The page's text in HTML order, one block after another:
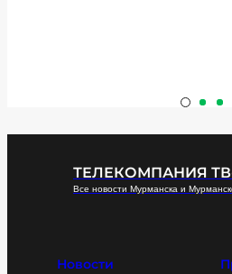
ТЕЛЕКОМПАНИЯ ТВ-
Все новости Мурманска и
Новости